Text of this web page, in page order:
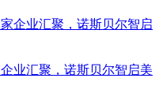
业汇聚，诺斯贝尔智启美